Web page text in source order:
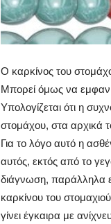
Ο καρκίνος του
Μπορεί όμως να
Υπολογίζεται ότι η
στομάχου, στα αρχικά
Για το λόγο αυτό η
αυτός, εκτός από το
διάγνωση, παράλληλα
καρκίνου του
γίνει έγκαιρα με